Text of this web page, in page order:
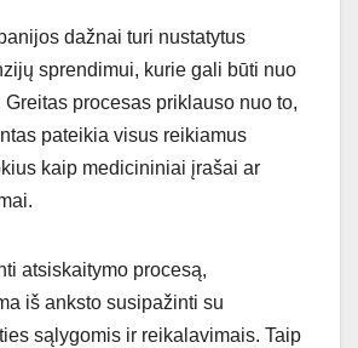
dažnai turi nustatytus
sprendimui, kurie gali būti nuo
procesas priklauso nuo to,
pateikia visus reikiamus
kaip medicininiai įrašai ar
atsiskaitymo procesą,
iš anksto susipažinti su
sąlygomis ir reikalavimais. Taip